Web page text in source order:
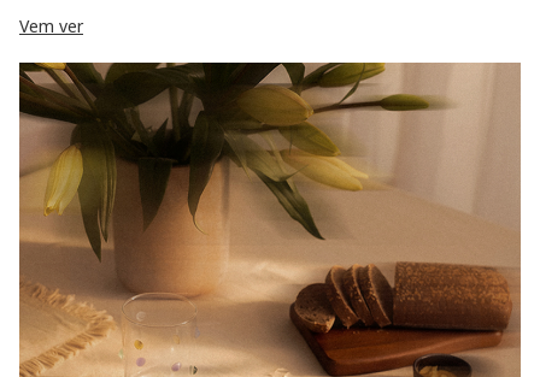
Vem ver